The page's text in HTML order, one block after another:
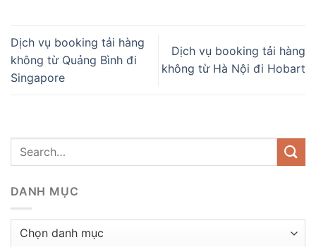
Dịch vụ booking tải hàng
không từ Quảng Bình đi
Singapore
Dịch vụ booking tải hàng
không từ Hà Nội đi Hobart
DANH MỤC
Danh